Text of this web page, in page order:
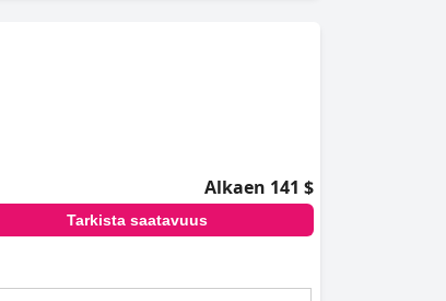
Alkaen 141 $
Tarkista saatavuus